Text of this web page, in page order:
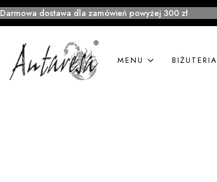
Darmowa dostawa dla zamówień powyżej 300 zł
MENU BIŻUTERIA